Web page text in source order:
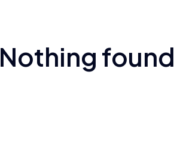
Nothing found